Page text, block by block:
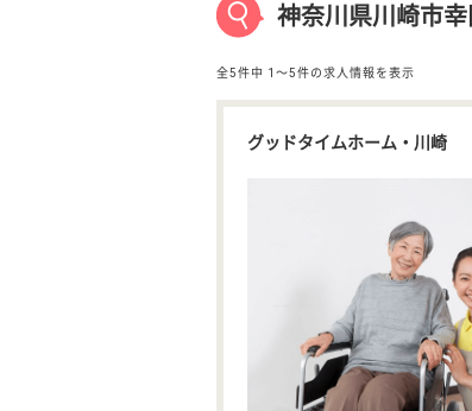
神奈川県川崎市
全5件中 1〜5件の求人情報を表示
グッドタイムホーム・川崎